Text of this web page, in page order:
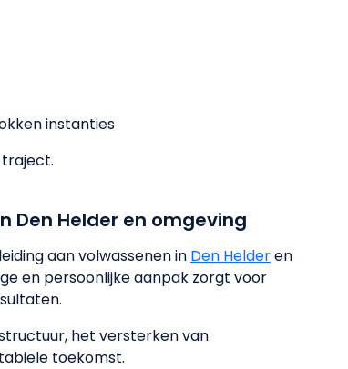
instanties
Den Helder en omgeving
aan volwassenen in Den Helderen
en persoonlijke aanpak zorgt voor
het versterken van
toekomst.